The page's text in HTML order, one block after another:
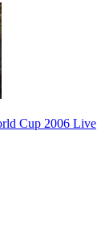
Cup 2006 Live